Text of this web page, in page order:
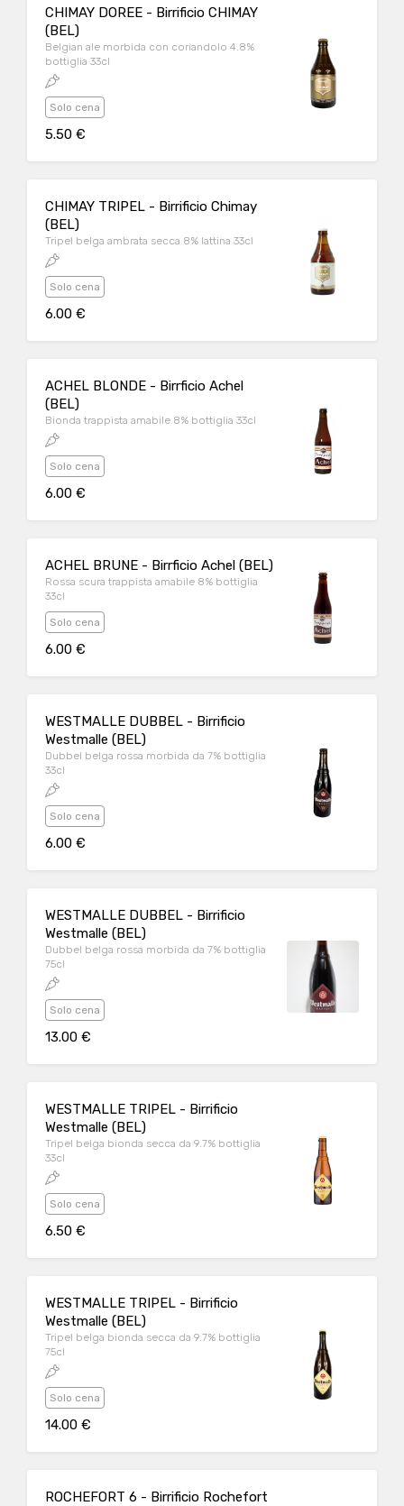
CHIMAY DOREE - Birrificio CHIMAY
(BEL)
Belgian ale morbida con coriandolo 4.8%
bottiglia 33cl
Solo cena
5.50 €
CHIMAY TRIPEL - Birrificio Chimay
(BEL)
Tripel belga ambrata secca 8% lattina 33cl
Solo cena
6.00 €
ACHEL BLONDE - Birrficio Achel
(BEL)
Bionda trappista amabile 8% bottiglia 33cl
Solo cena
6.00 €
ACHEL BRUNE - Birrficio Achel (BEL)
Rossa scura trappista amabile 8% bottiglia
33cl
Solo cena
6.00 €
WESTMALLE DUBBEL - Birrificio
Westmalle (BEL)
Dubbel belga rossa morbida da 7% bottiglia
33cl
Solo cena
6.00 €
WESTMALLE DUBBEL - Birrificio
Westmalle (BEL)
Dubbel belga rossa morbida da 7% bottiglia
75cl
Solo cena
13.00 €
WESTMALLE TRIPEL - Birrificio
Westmalle (BEL)
Tripel belga bionda secca da 9.7% bottiglia
33cl
Solo cena
6.50 €
WESTMALLE TRIPEL - Birrificio
Westmalle (BEL)
Tripel belga bionda secca da 9.7% bottiglia
75cl
Solo cena
14.00 €
ROCHEFORT 6 - Birrificio Rochefort